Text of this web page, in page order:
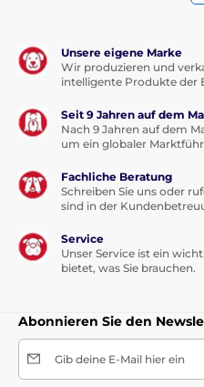
Unsere eigene Marke
Wir produzieren und
intelligente Produkte der
Seit 9 Jahren auf dem
Nach 9 Jahren auf dem
um ein globaler
Fachliche Beratung
Schreiben Sie uns oder
sind in der
Service
Unser Service ist ein
bietet, was Sie brauchen.
Abonnieren Sie den
Gib deine E-Mail hier ein